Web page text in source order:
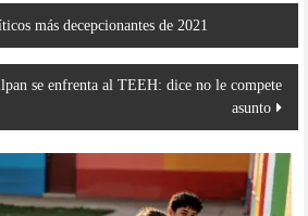
más decepcionantes de 2021
se enfrenta al TEEH: dice no le compete
asunto